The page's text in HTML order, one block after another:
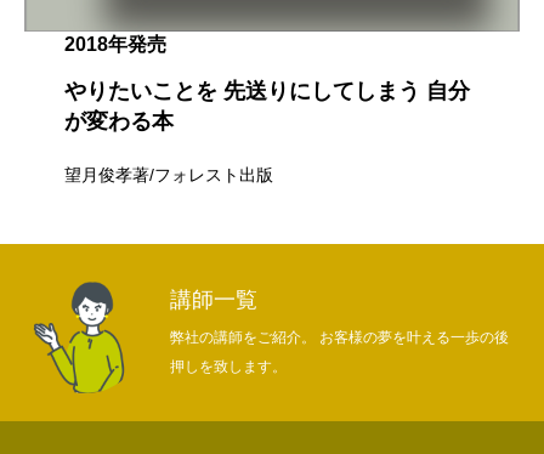
2018年発売
やりたいことを 先送りにしてしまう 自分
が変わる本
望月俊孝著/フォレスト出版
講師一覧
弊社の講師をご紹介。 お客様の夢を叶える一歩の後
押しを致します。